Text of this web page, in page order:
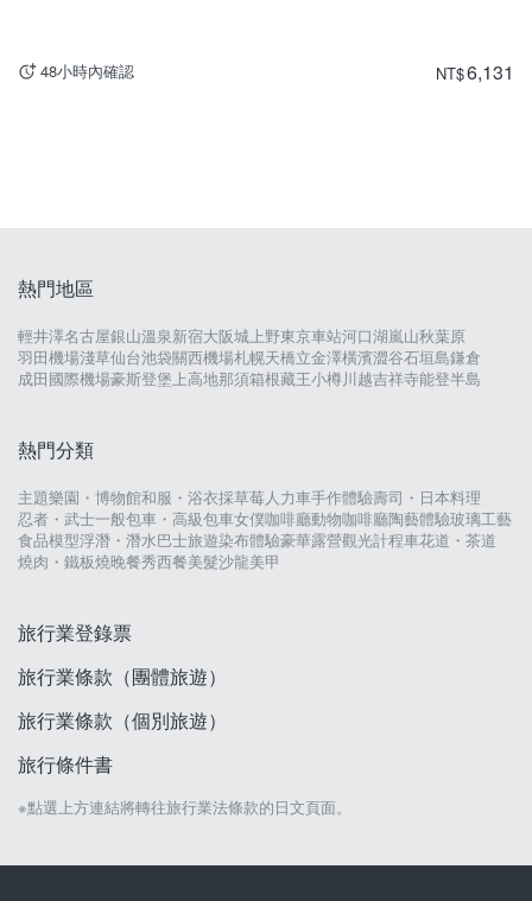
48小時內確認 NT$6,131
熱門地區
輕井澤名古屋銀山溫泉新宿大阪城 上野東京車站河口湖嵐山秋葉原
羽田機場淺草仙台池袋關西機場札幌天橋立金澤橫濱澀谷石垣島鎌倉
成田國際機場豪斯登堡 上高地那須箱根藏王小樽川越吉祥寺能登半島
熱門分類
主題樂園・博物館和服・浴衣採草莓人力車手作體驗壽司・日本料理
忍者・武士一般包車・高級包車女僕咖啡廳動物咖啡廳陶藝體驗玻璃工藝
食品模型浮潛・潛水巴士旅遊染布體驗豪華露營觀光計程車花道・茶道
燒肉・鐵板燒晚餐秀西餐美髮沙龍美甲
旅行業登錄票
旅行業條款（團體旅遊）
旅行業條款（個別旅遊）
旅行條件書
※點選上方連結將轉往旅行業法條款的日文頁面。